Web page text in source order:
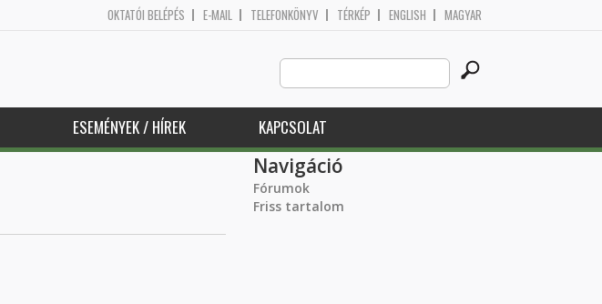
OKTATÓI BELÉPÉS E-MAIL TELEFONKÖNYV TÉRKÉP ENGLISH MAGYAR
Search
this
site
ESEMÉNYEK / HÍREK KAPCSOLAT
Navigáció
Fórumok
Friss tartalom